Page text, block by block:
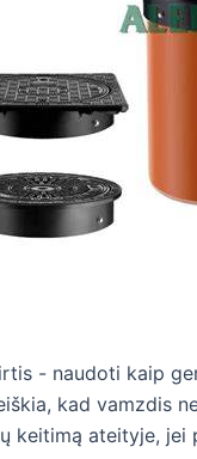
- naudoti kaip
kad vamzdis
keitimą ateityje,